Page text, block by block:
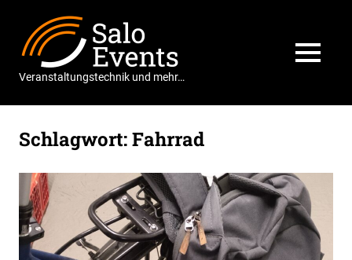
springen
Veranstaltungstechnik und mehr…
MENÜ
Schlagwort:Fahrrad